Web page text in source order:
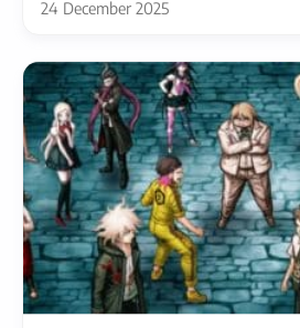
24 December 2025